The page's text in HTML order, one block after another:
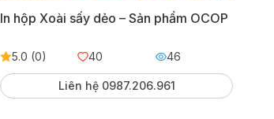
In hộp Xoài sấy dẻo – Sản phẩm OCOP
5.0 (0) 40 46
Liên hệ 0987.206.961